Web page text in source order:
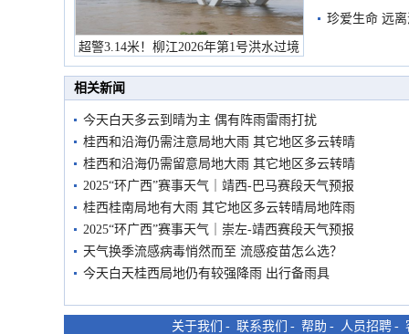
超警3.14米！柳江2026年第1号洪水过境
市民在堤岸见证汛况
珍爱生命 远
相关新闻
今天白天多云到晴为主 偶有阵雨雷雨打扰
桂西和沿海仍需注意局地大雨 其它地区多云转晴
桂西和沿海仍需留意局地大雨 其它地区多云转晴
2025“环广西”赛事天气｜靖西-巴马赛段天气预报
桂西桂南局地有大雨 其它地区多云转晴局地阵雨
2025“环广西”赛事天气｜崇左-靖西赛段天气预报
天气换季流感病毒悄然而至 流感疫苗怎么选？
今天白天桂西局地仍有较强降雨 出行备雨具
关于我们 - 联系我们 - 帮助 - 人员招聘 -